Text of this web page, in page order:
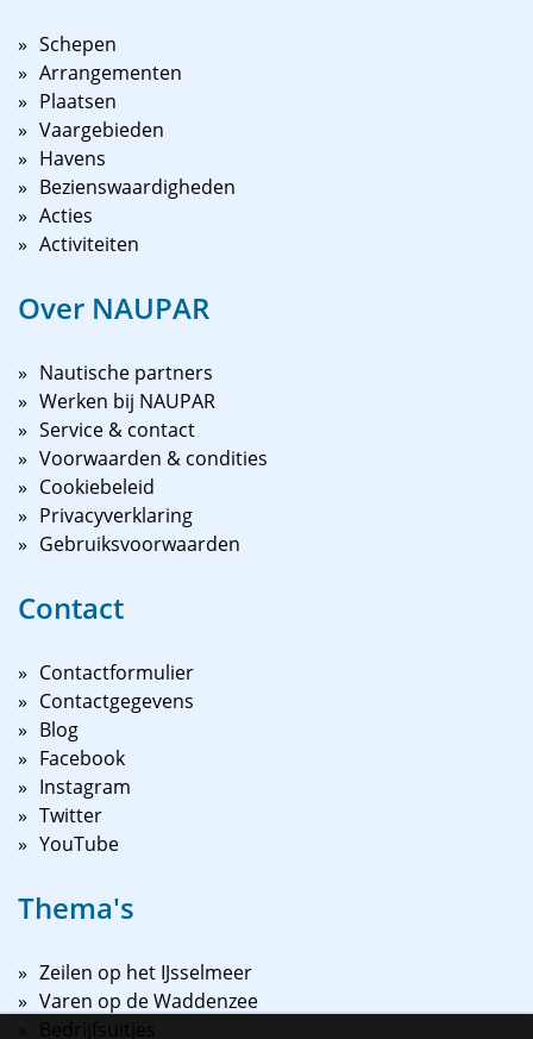
Schepen
Arrangementen
Plaatsen
Vaargebieden
Havens
Bezienswaardigheden
Acties
Activiteiten
Over NAUPAR
Nautische partners
Werken bij NAUPAR
Service & contact
Voorwaarden & condities
Cookiebeleid
Privacyverklaring
Gebruiksvoorwaarden
Contact
Contactformulier
Contactgegevens
Blog
Facebook
Instagram
Twitter
YouTube
Thema's
Zeilen op het IJsselmeer
Varen op de Waddenzee
Bedrijfsuitjes